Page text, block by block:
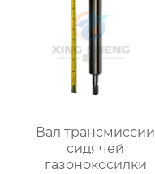
Вал трансмиссии
сидячей
газонокосилки